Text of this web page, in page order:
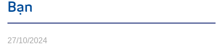
Bạn
27/10/2024